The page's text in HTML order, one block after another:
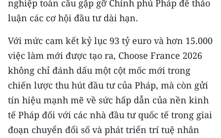
nghiệp toàn cầu gặp gỡ Chính phủ Pháp để thảo
luận các cơ hội đầu tư dài hạn.
Với mức cam kết kỷ lục 93 tỷ euro và hơn 15.000
việc làm mới được tạo ra, Choose France 2026
không chỉ đánh dấu một cột mốc mới trong
chiến lược thu hút đầu tư của Pháp, mà còn gửi
tín hiệu mạnh mẽ về sức hấp dẫn của nền kinh
tế Pháp đối với các nhà đầu tư quốc tế trong giai
đoạn chuyển đổi số và phát triển trí tuệ nhân